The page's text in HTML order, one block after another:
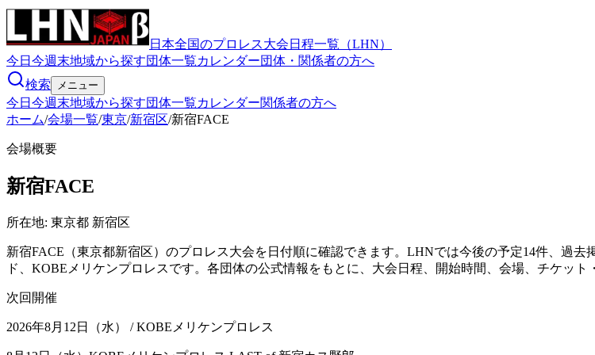
日本全国のプロレス大会日程一覧（LHN）
今日 今週末地域から探す団体一覧カレンダー団体・関係者の方へ
検索
メニュー
今日 今週末地域から探す団体一覧カレンダー関係者の方へ
ホーム/会場一覧/東京/新宿区/新宿FACE
会場概要
新宿FACE
所在地: 東京都 新宿区
新宿FACE（東京都新宿区）のプロレス大会を日付順に確認できます。LHNでは今後の予定14件、過
ド、KOBEメリケンプロレスです。各団体の公式情報をもとに、大会日程、開始時間、会場、チケット
次回開催
2026年8月12日（水） / KOBEメリケンプロレス